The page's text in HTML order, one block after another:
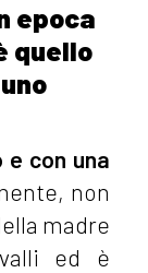
epoca
quello
con una
non
madre
ed è